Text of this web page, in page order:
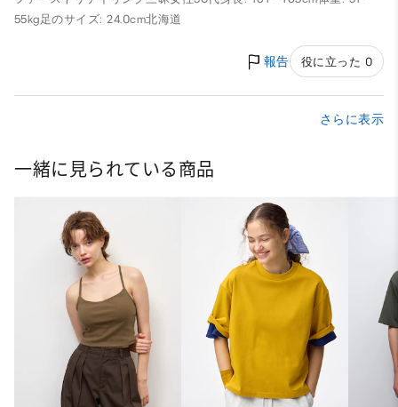
55kg足のサイズ: 24.0cm北海道
報告 役に立った 0
さらに表示
一緒に見られている商品